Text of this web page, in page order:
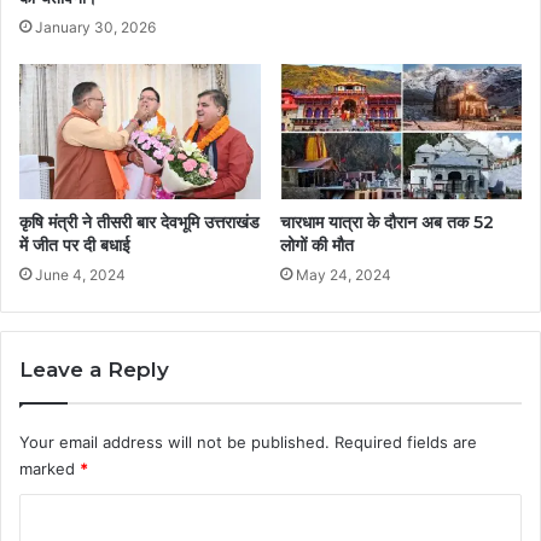
January 30, 2026
कृषि मंत्री ने तीसरी बार देवभूमि उत्तराखंड
में जीत पर दी बधाई
June 4, 2024
चारधाम यात्रा के दौरान अब तक 52
लोगों की मौत
May 24, 2024
Leave a Reply
Your email address will not be published. Required fields are
marked *